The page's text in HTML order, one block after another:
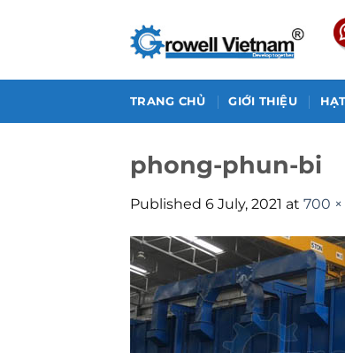
TRANG CHỦ GIỚI THIỆU
phong-phun-bi
Published 6 July, 2021 at 700 ×